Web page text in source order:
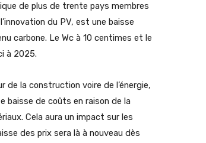
de plus de trente pays membres
du PV, est une baisse
carbone. Le Wc à 10 centimes et le
à 2025.
la construction voire de l’énergie,
baisse de coûts en raison de la
Cela aura un impact sur les
des prix sera là à nouveau dès